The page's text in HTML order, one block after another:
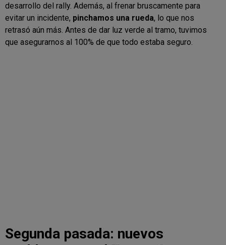
desarrollo del rally. Además, al frenar bruscamente para
evitar un incidente, pinchamos una rueda, lo que nos
retrasó aún más. Antes de dar luz verde al tramo, tuvimos
que asegurarnos al 100% de que todo estaba seguro.
Segunda pasada: nuevos